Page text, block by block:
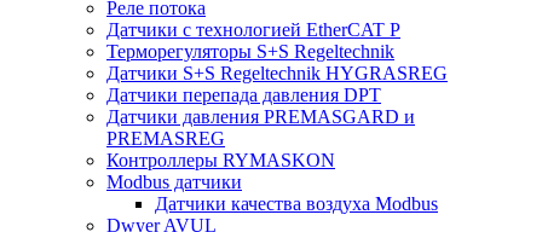
Реле потока
Датчики с технологией EtherCAT P
Терморегуляторы S+S Regeltechnik
Датчики S+S Regeltechnik HYGRASREG
Датчики перепада давления DPT
Датчики давления PREMASGARD и
PREMASREG
Контроллеры RYMASKON
Modbus датчики
Датчики качества воздуха Modbus
Dwyer AVUL